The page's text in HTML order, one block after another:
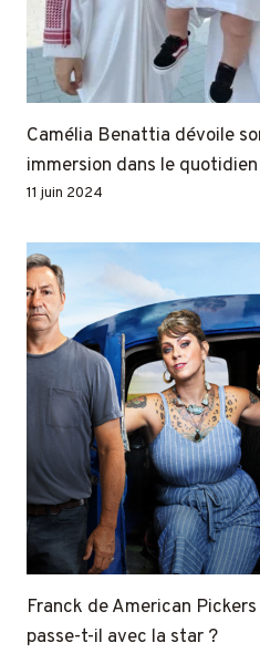
Camélia Benattia dévoile
immersion dans le
11 juin 2024
Franck de American
passe-t-il avec la star ?